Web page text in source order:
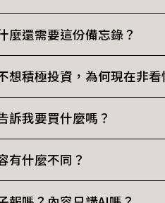
麼還需要這份備忘錄？
怎麼走。
深入淺出的強項，為你打造
了，你才敢取捨，才抱得住
想積極投資，為何現在非看
配，這不會是短期現象——
循環股？台達電為何有高本
，你的判斷只會與大勢背道而
，但必須看懂這股力量的走
訴我要買什麼嗎？
勢下的真正贏家——我們給
在對的位置、護城河是什麼
有什麼不同？